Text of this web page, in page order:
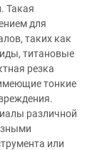
Такая
для
таких как
титановые
резка
тонкие
различной
или